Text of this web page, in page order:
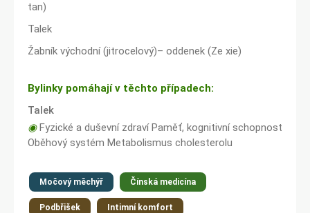
tan)
Talek
Žabník východní (jitrocelový)– oddenek (Ze xie)
Bylinky pomáhají v těchto případech:
Talek
◉Fyzické a duševní zdraví Paměť, kognitivní schopnost
Oběhový systém Metabolismus cholesterolu
Močový měchýř Čínská medicína
Podbřišek Intimní komfort